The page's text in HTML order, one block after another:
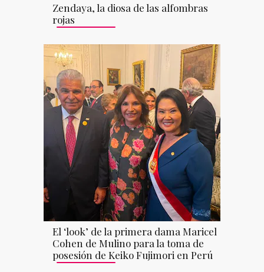
Zendaya, la diosa de las alfombras
rojas
El ‘look’ de la primera dama Maricel
Cohen de Mulino para la toma de
posesión de Keiko Fujimori en Perú